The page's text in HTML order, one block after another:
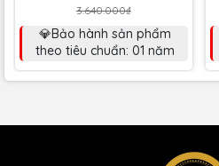
3.640.000₫
💎Bảo hành sản phẩm
theo tiêu chuẩn: 01 năm